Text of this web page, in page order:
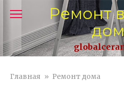
контенту
Ремонт
Главная » Ремонт дома